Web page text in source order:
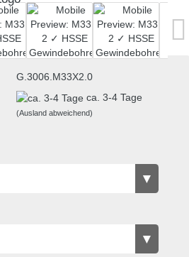
G.3006.M33X2.0
ca. 3-4 Tage
(Ausland abweichend)